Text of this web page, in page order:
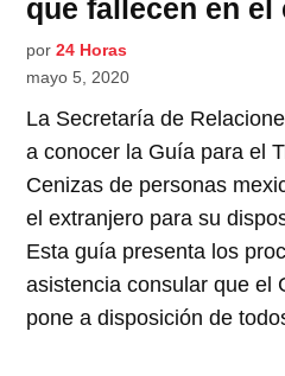
que fallecen en el
por 24 Horas
mayo 5, 2020
La Secretaría de
a conocer la Guía para el
Cenizas de personas
el extranjero para su
Esta guía presenta los
asistencia consular que el
pone a disposición de